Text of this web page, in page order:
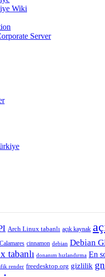
Wiki
Server
Arch Linux tabanlı açık kaynak
Calamares cinnamon debian Debian
tabanlı donanım hızlandırma En
render freedesktop.org gizlilik